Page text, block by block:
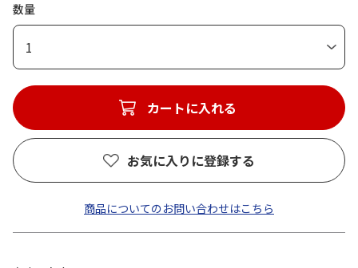
数量
1
カートに入れる
お気に入りに登録する
商品についてのお問い合わせはこちら